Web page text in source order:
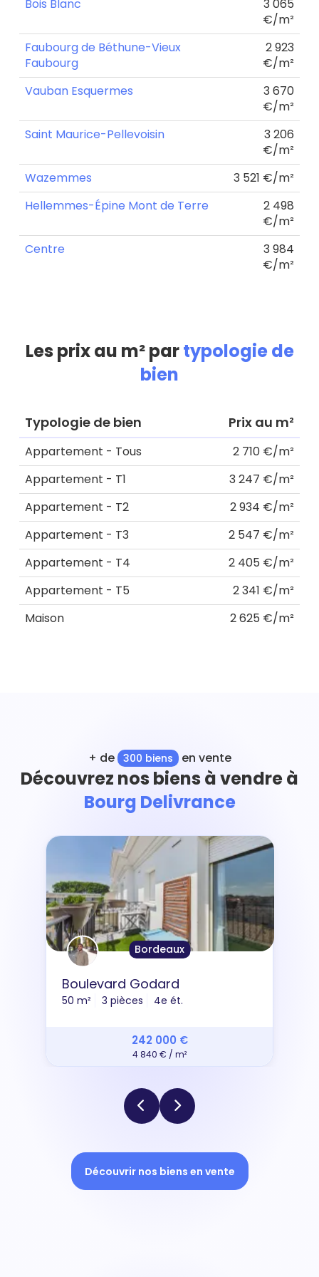
Bois Blanc
3 065
€/m²
Faubourg de Béthune-Vieux
Faubourg
2 923
€/m²
Vauban Esquermes
3 670
€/m²
Saint Maurice-Pellevoisin
3 206
€/m²
Wazemmes
3 521 €/m²
Hellemmes-Épine Mont de Terre
2 498
€/m²
Centre
3 984
€/m²
Les prix au m² partypologie de
bien
Typologie de bien Prix au m²
Appartement - Tous
2 710 €/m²
Appartement - T1
3 247 €/m²
Appartement - T2
2 934 €/m²
Appartement - T3
2 547 €/m²
Appartement - T4
2 405 €/m²
Appartement - T5
2 341 €/m²
Maison
2 625 €/m²
+ de 300 biens en vente
Découvrez nos biens à vendre à
Bourg Delivrance
Bordeaux
Boulevard Godard
50 m² 3 pièces 4e ét.
242 000 €
4 840 € / m²
Découvrir nos biens en vente